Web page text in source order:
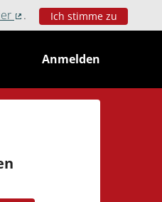
(Externer Link)
. Ich stimme zu
Anmelden